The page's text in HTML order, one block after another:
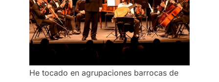
He tocado en agrupaciones barrocas de